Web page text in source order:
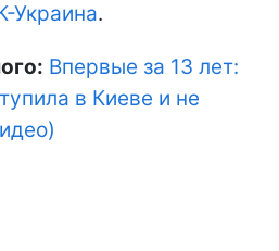
Украина.
Впервые за 13 лет:
в Киеве и не